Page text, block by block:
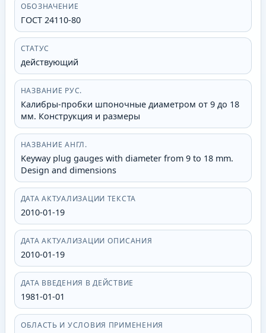
ОБОЗНАЧЕНИЕ
ГОСТ 24110-80
СТАТУС
действующий
НАЗВАНИЕ РУС.
Калибры-пробки шпоночные диаметром от 9 до 18
мм. Конструкция и размеры
НАЗВАНИЕ АНГЛ.
Keyway plug gauges with diameter from 9 to 18 mm.
Design and dimensions
ДАТА АКТУАЛИЗАЦИИ ТЕКСТА
2010-01-19
ДАТА АКТУАЛИЗАЦИИ ОПИСАНИЯ
2010-01-19
ДАТА ВВЕДЕНИЯ В ДЕЙСТВИЕ
1981-01-01
ОБЛАСТЬ И УСЛОВИЯ ПРИМЕНЕНИЯ